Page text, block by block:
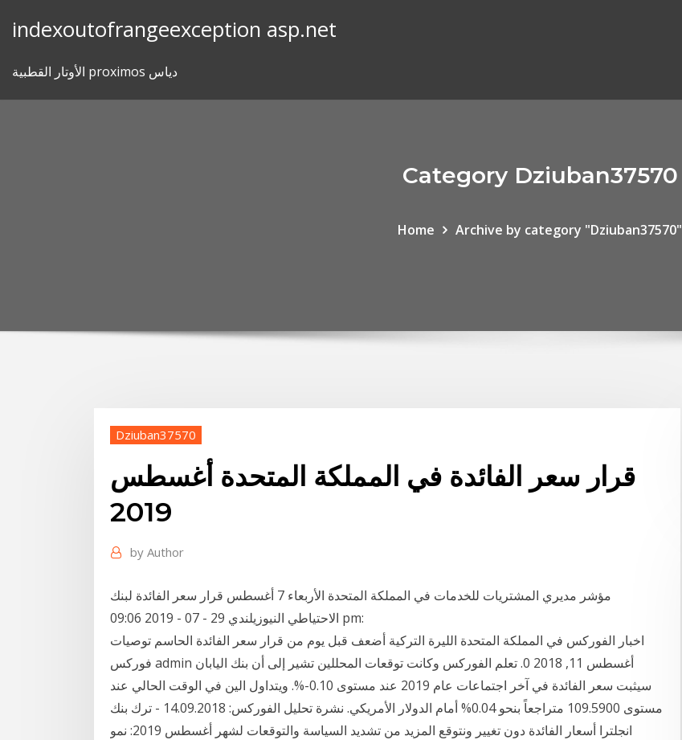
indexoutofrangeexception asp.net
الأوتار القطبية proximos دياس
Category Dziuban37570
Home Archive by category "Dziuban37570"
Dziuban37570
قرار سعر الفائدة في المملكة المتحدة أغسطس
2019
by Author
مؤشر مديري المشتريات للخدمات في المملكة المتحدة الأربعاء 7 أغسطس قرار سعر الفائدة لبنك
الاحتياطي النيوزيلندي 29 - 07 - 2019 09:06 pm:
اخبار الفوركس في المملكة المتحدة الليرة التركية أضعف قبل يوم من قرار سعر الفائدة الحاسم توصيات
فوركس admin أغسطس 11, 2018 0. تعلم الفوركس وكانت توقعات المحللين تشير إلى أن بنك اليابان
سيثبت سعر الفائدة في آخر اجتماعات عام 2019 عند مستوى 0.10-%. ويتداول الين في الوقت الحالي عند
مستوى 109.5900 متراجعاً بنحو 0.04% أمام الدولار الأمريكي. نشرة تحليل الفوركس: 14.09.2018 - ترك بنك
انجلترا أسعار الفائدة دون تغيير ونتوقع المزيد من تشديد السياسة والتوقعات لشهر أغسطس 2019: نمو